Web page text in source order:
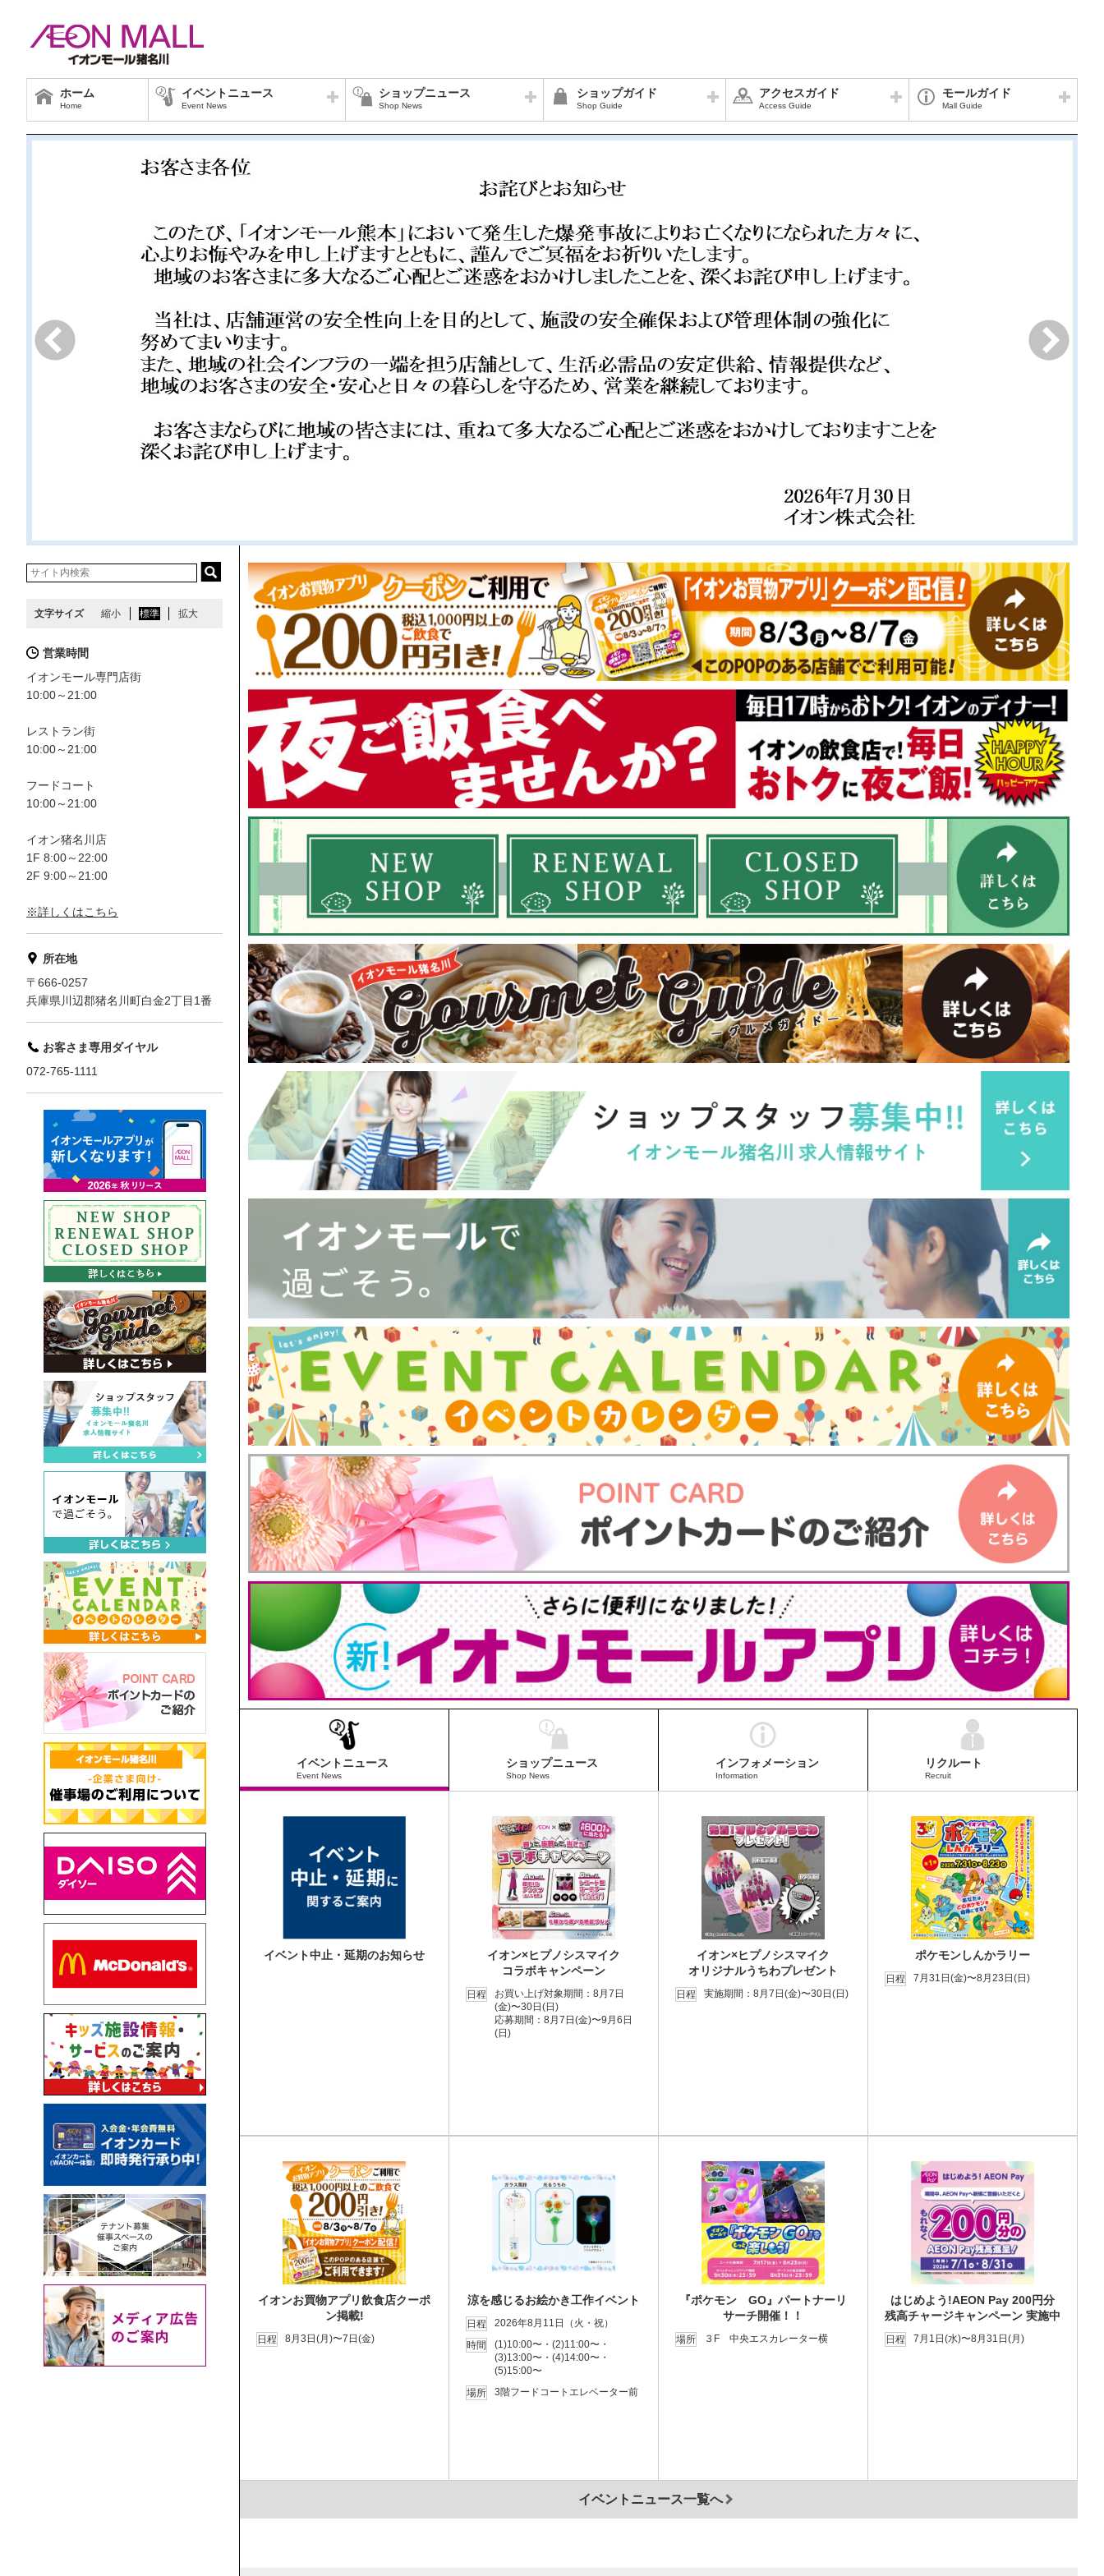
ホーム
Home
イベントニュース
Event News
ショップニュース
Shop News
ショップガイド
Shop Guide
アクセスガイド
Access Guide
モールガイド
Mall Guide
イベントニュース
Event News
ショップニュース
Shop News
インフォメーション
Information
リクルート
Recruit
イベント中止・延期のお知らせ
イオン×ヒプノシスマイク
コラボキャンペーン
日程
お買い上げ対象期間：8月7日
(金)〜30日(日)
応募期間：8月7日(金)〜9月6日
(日)
イオン×ヒプノシスマイク
オリジナルうちわプレゼント
日程 実施期間：8月7日(金)〜30日(日)
ポケモンしんかラリー
日程 7月31日(金)〜8月23日(日)
イオンお買物アプリ飲食店クーポ
ン掲載!
日程 8月3日(月)〜7日(金)
涼を感じるお絵かき工作イベント
日程
2026年8月11日（火・祝）
時間
(1)10:00〜・(2)11:00〜・
(3)13:00〜・(4)14:00〜・
(5)15:00〜
場所
3階フードコートエレベーター前
『ポケモン GO』パートナーリ
サーチ開催！！
場所 ３F 中央エスカレーター横
はじめよう!AEON Pay 200円分
残高チャージキャンペーン 実施中
日程 7月1日(水)〜8月31日(月)
イベントニュース一覧へ
文字サイズ 縮小 標準 拡大
営業時間
イオンモール専門店街
10:00～21:00
レストラン街
10:00～21:00
フードコート
10:00～21:00
イオン猪名川店
1F 8:00～22:00
2F 9:00～21:00
※詳しくはこちら
所在地
〒666-0257
兵庫県川辺郡猪名川町白金2丁目1番
お客さま専用ダイヤル
072-765-1111